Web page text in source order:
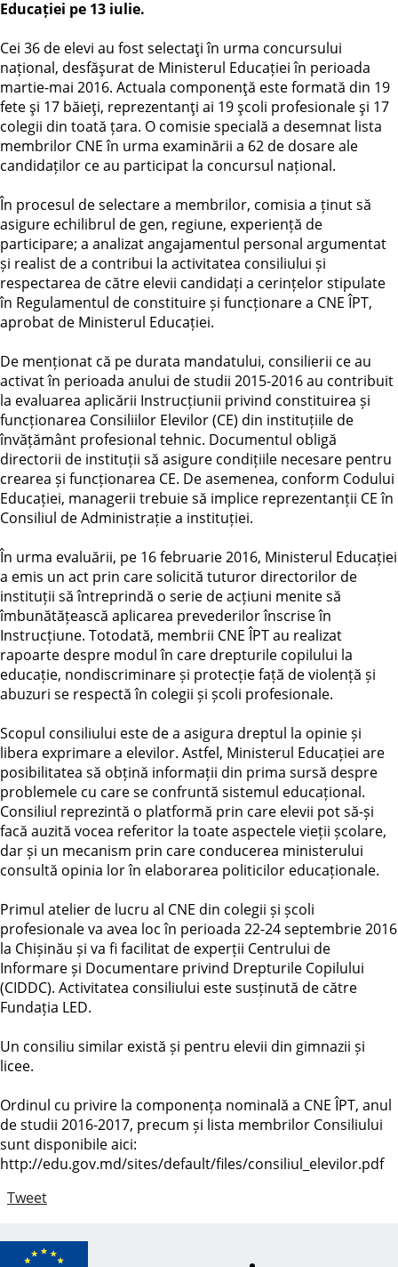
Educației pe 13 iulie.
Cei 36 de elevi au fost selectaţi în urma concursului
național, desfăşurat de Ministerul Educației în perioada
martie-mai 2016. Actuala componenţă este formată din 19
fete şi 17 băieţi, reprezentanţi ai 19 şcoli profesionale şi 17
colegii din toată țara. O comisie specială a desemnat lista
membrilor CNE în urma examinării a 62 de dosare ale
candidaților ce au participat la concursul național.
În procesul de selectare a membrilor, comisia a ținut să
asigure echilibrul de gen, regiune, experiență de
participare; a analizat angajamentul personal argumentat
și realist de a contribui la activitatea consiliului și
respectarea de către elevii candidați a cerințelor stipulate
în Regulamentul de constituire și funcționare a CNE ÎPT,
aprobat de Ministerul Educației.
De menționat că pe durata mandatului, consilierii ce au
activat în perioada anului de studii 2015-2016 au contribuit
la evaluarea aplicării Instrucțiunii privind constituirea și
funcționarea Consiliilor Elevilor (CE) din instituțiile de
învățământ profesional tehnic. Documentul obligă
directorii de instituții să asigure condițiile necesare pentru
crearea și funcționarea CE. De asemenea, conform Codului
Educației, managerii trebuie să implice reprezentanții CE în
Consiliul de Administrație a instituției.
În urma evaluării, pe 16 februarie 2016, Ministerul Educației
a emis un act prin care solicită tuturor directorilor de
instituții să întreprindă o serie de acțiuni menite să
îmbunătățească aplicarea prevederilor înscrise în
Instrucțiune. Totodată, membrii CNE ÎPT au realizat
rapoarte despre modul în care drepturile copilului la
educație, nondiscriminare și protecție față de violență și
abuzuri se respectă în colegii și școli profesionale.
Scopul consiliului este de a asigura dreptul la opinie și
libera exprimare a elevilor. Astfel, Ministerul Educației are
posibilitatea să obțină informații din prima sursă despre
problemele cu care se confruntă sistemul educațional.
Consiliul reprezintă o platformă prin care elevii pot să-și
facă auzită vocea referitor la toate aspectele vieții școlare,
dar și un mecanism prin care conducerea ministerului
consultă opinia lor în elaborarea politicilor educaționale.
Primul atelier de lucru al CNE din colegii și școli
profesionale va avea loc în perioada 22-24 septembrie 2016
la Chișinău și va fi facilitat de experții Centrului de
Informare și Documentare privind Drepturile Copilului
(CIDDC). Activitatea consiliului este susținută de către
Fundația LED.
Un consiliu similar există și pentru elevii din gimnazii și
licee.
Ordinul cu privire la componența nominală a CNE ÎPT, anul
de studii 2016-2017, precum și lista membrilor Consiliului
sunt disponibile aici:
http://edu.gov.md/sites/default/files/consiliul_elevilor.pdf
Tweet